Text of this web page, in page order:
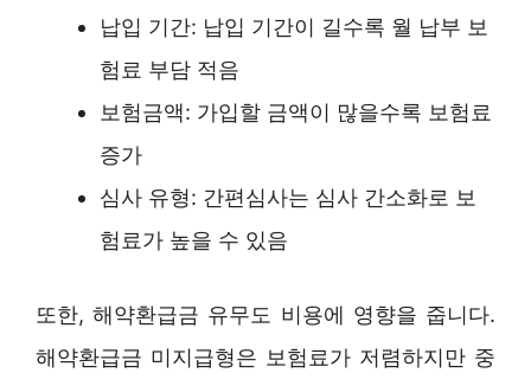
납입 기간: 납입 기간이 길수록 월 납부 보
험료 부담 적음
보험금액: 가입할 금액이 많을수록 보험료
증가
심사 유형: 간편심사는 심사 간소화로 보
험료가 높을 수 있음
또한, 해약환급금 유무도 비용에 영향을 줍니다.
해약환급금 미지급형은 보험료가 저렴하지만 중